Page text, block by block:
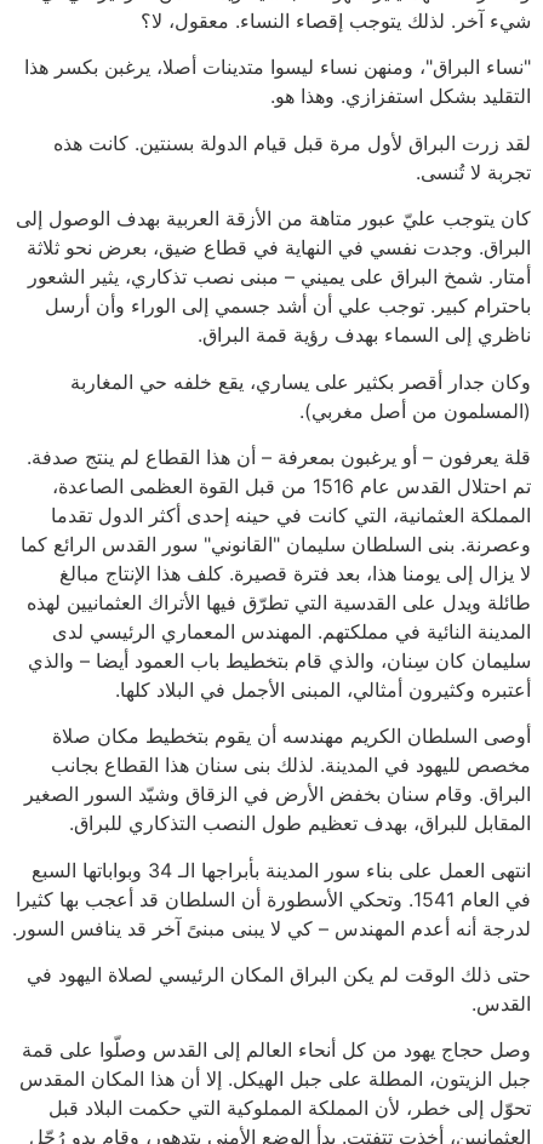
شيء آخر. لذلك يتوجب إقصاء النساء. معقول، لا؟
"نساء البراق"، ومنهن نساء ليسوا متدينات أصلا، يرغبن بكسر هذا
التقليد بشكل استفزازي. وهذا هو.
لقد زرت البراق لأول مرة قبل قيام الدولة بسنتين. كانت هذه
تجربة لا تُنسى.
كان يتوجب عليّ عبور متاهة من الأزقة العربية بهدف الوصول إلى
البراق. وجدت نفسي في النهاية في قطاع ضيق، بعرض نحو ثلاثة
أمتار. شمخ البراق على يميني – مبنى نصب تذكاري، يثير الشعور
باحترام كبير. توجب علي أن أشد جسمي إلى الوراء وأن أرسل
ناظري إلى السماء بهدف رؤية قمة البراق.
وكان جدار أقصر بكثير على يساري، يقع خلفه حي المغاربة
(المسلمون من أصل مغربي).
قلة يعرفون – أو يرغبون بمعرفة – أن هذا القطاع لم ينتج صدفة.
تم احتلال القدس عام 1516 من قبل القوة العظمى الصاعدة،
المملكة العثمانية، التي كانت في حينه إحدى أكثر الدول تقدما
وعصرنة. بنى السلطان سليمان "القانوني" سور القدس الرائع كما
لا يزال إلى يومنا هذا، بعد فترة قصيرة. كلف هذا الإنتاج مبالغ
طائلة ويدل على القدسية التي تطرّق فيها الأتراك العثمانيين لهذه
المدينة النائية في مملكتهم. المهندس المعماري الرئيسي لدى
سليمان كان سِنان، والذي قام بتخطيط باب العمود أيضا – والذي
أعتبره وكثيرون أمثالي، المبنى الأجمل في البلاد كلها.
أوصى السلطان الكريم مهندسه أن يقوم بتخطيط مكان صلاة
مخصص لليهود في المدينة. لذلك بنى سنان هذا القطاع بجانب
البراق. وقام سنان بخفض الأرض في الزقاق وشيّد السور الصغير
المقابل للبراق، بهدف تعظيم طول النصب التذكاري للبراق.
انتهى العمل على بناء سور المدينة بأبراجها الـ 34 وبواباتها السبع
في العام 1541. وتحكي الأسطورة أن السلطان قد أعجب بها كثيرا
لدرجة أنه أعدم المهندس – كي لا يبنى مبنىً آخر قد ينافس السور.
حتى ذلك الوقت لم يكن البراق المكان الرئيسي لصلاة اليهود في
القدس.
وصل حجاج يهود من كل أنحاء العالم إلى القدس وصلّوا على قمة
جبل الزيتون، المطلة على جبل الهيكل. إلا أن هذا المكان المقدس
تحوّل إلى خطر، لأن المملكة المملوكية التي حكمت البلاد قبل
العثمانيين، أخذت تتفتت. بدأ الوضع الأمني يتدهور، وقام بدو رُحّل